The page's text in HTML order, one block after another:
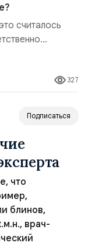
считалось
На Руси в
внимание
так как
потомства.
пышные
327
Подписаться
что
блинов,
врач-